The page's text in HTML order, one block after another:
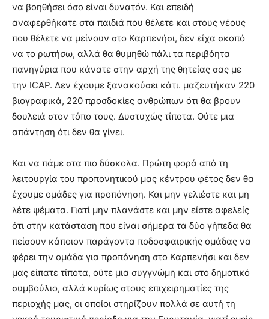
να βοηθήσει όσο είναι δυνατόν. Και επειδή
αναφερθήκατε στα παιδιά που θέλετε και στους νέους
που θέλετε να μείνουν στο Καρπενήσι, δεν είχα σκοπό
να το ρωτήσω, αλλά θα θυμηθώ πάλι τα περιβόητα
πανηγύρια που κάνατε στην αρχή της θητείας σας με
την ICAP. Δεν έχουμε ξανακούσει κάτι. μαζευτήκαν 220
βιογραφικά, 220 προσδοκίες ανθρώπων ότι θα βρουν
δουλειά στον τόπο τους. Δυστυχώς τίποτα. Ούτε μια
απάντηση ότι δεν θα γίνει.
Και να πάμε στα πιο δύσκολα. Πρώτη φορά από τη
λειτουργία του προπονητικού μας κέντρου φέτος δεν θα
έχουμε ομάδες για προπόνηση. Και μην γελιέστε και μη
λέτε ψέματα. Γιατί μην πλανάστε και μην είστε αφελείς
ότι στην κατάσταση που είναι σήμερα τα δύο γήπεδα θα
πείσουν κάποιον παράγοντα ποδοσφαιρικής ομάδας να
φέρει την ομάδα για προπόνηση στο Καρπενήσι και δεν
μας είπατε τίποτα, ούτε μια συγγνώμη και στο δημοτικό
συμβούλιο, αλλά κυρίως στους επιχειρηματίες της
περιοχής μας, οι οποίοι στηρίζουν πολλά σε αυτή τη